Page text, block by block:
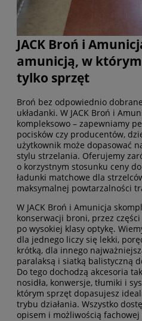
JACK Broń i
amunicją, w
tylko sprzęt
Broń bez odpowiednio
układanki. W JACK Broń i
kompleksowo – zapewniamy
pocisków czy producentów,
użytkownik może dopasować
stylu strzelania. Oferujemy
o korzystnym stosunku ceny
ładunki matchowe dla
maksymalnej powtarzalności
W JACK Broń i Amunicja
konserwacji broni, przez
po wysokiej klasy optykę.
dla jednego liczy się lekki,
krótką, dla innego
paralaksą i siatką balistyczną
Do tego dochodzą akcesoria
nosidła, konwersje, tłumiki i
którym sprzęt dopasujesz
trybu działania. Wszystko
opisem i możliwością